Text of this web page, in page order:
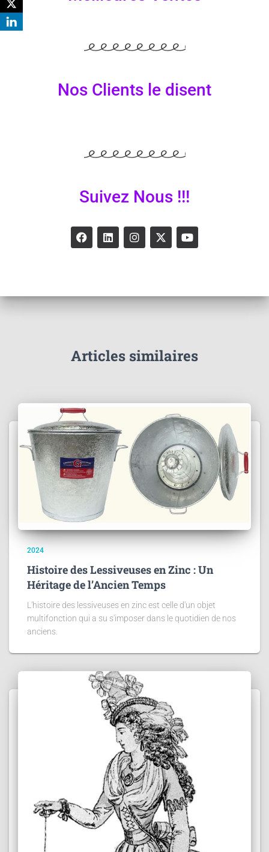
Nos Clients le disent
Suivez Nous !!!
Articles similaires
2024
Histoire des Lessiveuses en Zinc : Un
Héritage de l’Ancien Temps
L'histoire des lessiveuses en zinc est celle d'un objet
multifonction qui a su s'imposer dans le quotidien de nos
anciens.